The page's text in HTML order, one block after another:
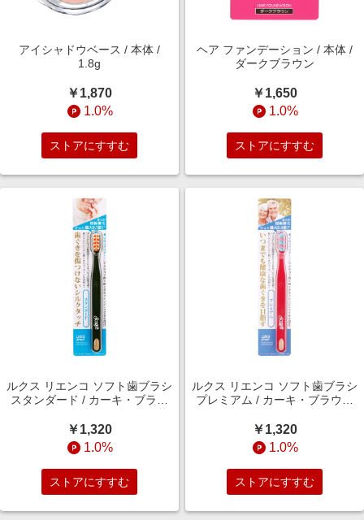
アイシャドウベース / 本体 /
1.8g
￥1,870
1.0%
ストアにすすむ
ヘア ファンデーション / 本体 /
ダークブラウン
￥1,650
1.0%
ストアにすすむ
ルクス リエンコ ソフト歯ブラシ
スタンダード / カーキ・ブラウ
￥1,320
1.0%
ストアにすすむ
ルクス リエンコ ソフト歯ブラシ
プレミアム / カーキ・ブラウン
￥1,320
1.0%
ストアにすすむ